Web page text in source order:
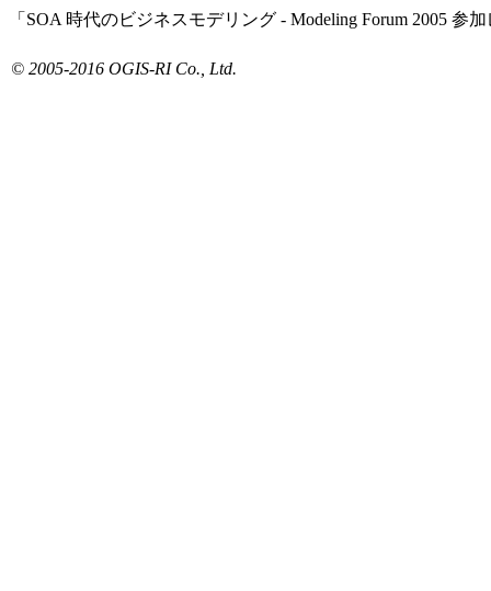
「SOA 時代のビジネスモデリング - Modeling Forum 2005 参
© 2005-2016 OGIS-RI Co., Ltd.